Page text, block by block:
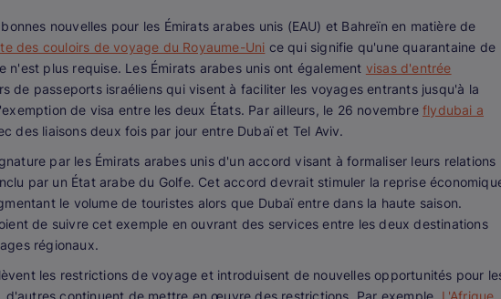
nouvelles pour les Émirats arabes unis (EAU) et Bahreïn en matière de
des couloirs de voyage du Royaume-Uni ce qui signifie qu'une quarantaine de
n'est plus requise. Les Émirats arabes unis ont également visas d'entrée
de passeports israéliens qui visent à faciliter les voyages entrants jusqu'à la
de visa entre les deux États. Par ailleurs, le 26 novembre flydubai a
des liaisons deux fois par jour entre Dubaï et Tel Aviv.
par les Émirats arabes unis d'un accord visant à formaliser leurs relations
par un État arabe du Golfe. Cet accord devrait stimuler la reprise
le volume de touristes alors que Dubaï entre dans la haute saison.
de suivre cet exemple en ouvrant des services entre les deux destinations
régionaux.
les restrictions de voyage et introduisent de nouvelles opportunités pour
continuent de mettre en œuvre des restrictions. Par exemple, L'Afrique